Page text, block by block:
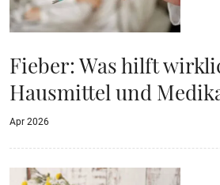
Fieber: Was hilft
Hausmittel und
Apr 2026